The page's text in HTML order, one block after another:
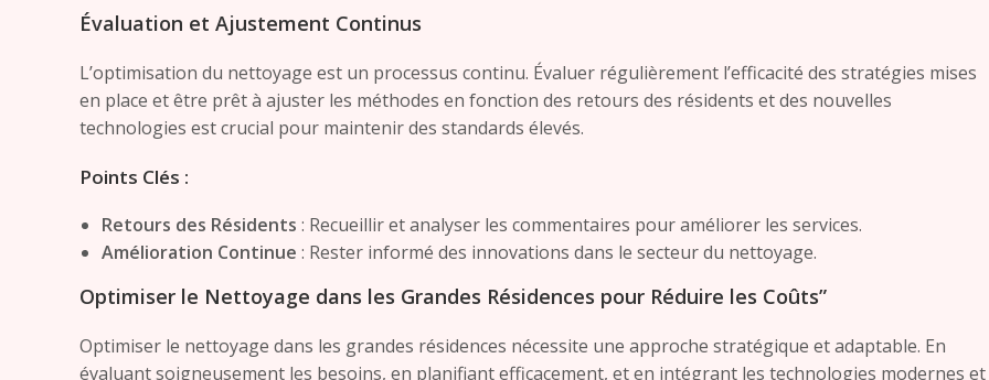
Évaluation et Ajustement Continus
L’optimisation du nettoyage est un processus continu. Évaluer régulièrement l’efficacité des stratégies mises
en place et être prêt à ajuster les méthodes en fonction des retours des résidents et des nouvelles
technologies est crucial pour maintenir des standards élevés.
Points Clés :
Retours des Résidents : Recueillir et analyser les commentaires pour améliorer les services.
Amélioration Continue : Rester informé des innovations dans le secteur du nettoyage.
Optimiser le Nettoyage dans les Grandes Résidences pour Réduire les Coûts”
Optimiser le nettoyage dans les grandes résidences nécessite une approche stratégique et adaptable. En
évaluant soigneusement les besoins, en planifiant efficacement, et en intégrant les technologies modernes et